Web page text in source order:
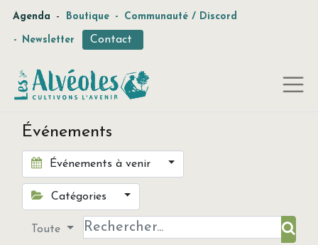
Agenda - Boutique - Communauté / Discord
- Newsletter Contact
Événements
Événements à venir
Catégories
Toute